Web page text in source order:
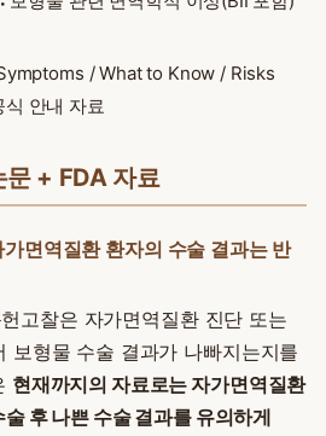
/ What to Know / Risks
안내 자료
+ FDA 자료
역질환 환자의 수술 결과는 반
고찰은 자가면역질환 진단 또는
보형물 수술 결과가 나빠지는지를
현재까지의 자료로는 자가면역질환
후 나쁜 수술 결과를 유의하게